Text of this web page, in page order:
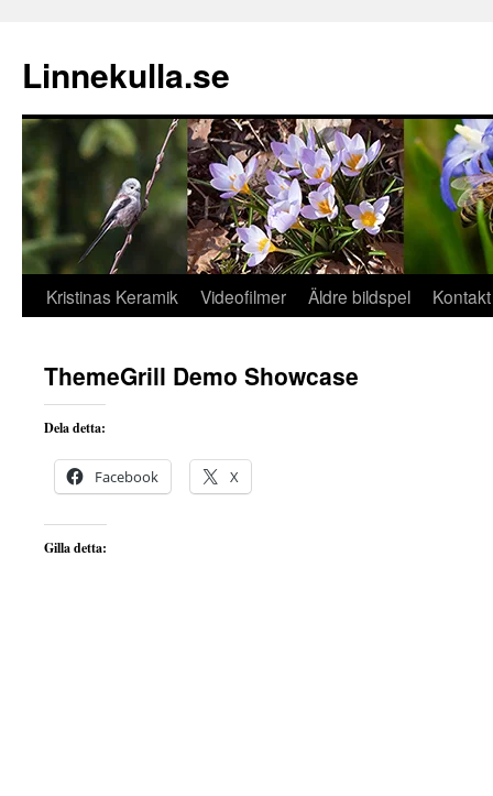
innehåll
Linnekulla.se
Kristinas Keramik Videofilmer Äldre bildspel Kontakt
ThemeGrill Demo Showcase
Dela detta:
Facebook X
Gilla detta: